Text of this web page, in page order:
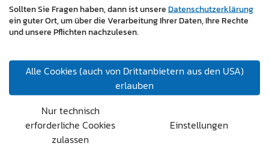
Sollten Sie Fragen haben, dann ist unsereDatenschutzerklärung
ein guter Ort, um über die Verarbeitung Ihrer Daten, Ihre Rechte
und unsere Pflichten nachzulesen.
Alle Cookies (auch von Drittanbietern aus den USA)
erlauben
Nur technisch
erforderliche Cookies
zulassen
Einstellungen